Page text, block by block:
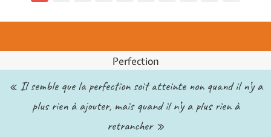
Perfection
« Il semble que la perfection soit atteinte non quand il n’y a
plus rien à ajouter, mais quand il n’y a plus rien à
retrancher »